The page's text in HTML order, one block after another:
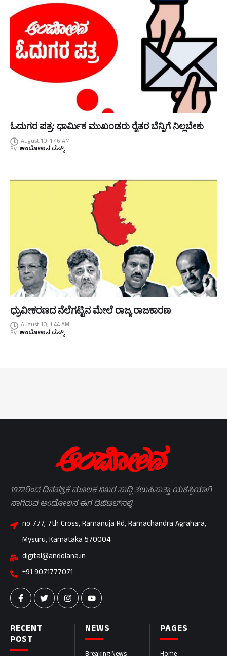
ಓದುಗರ ಪತ್ರ: ಧಾರ್ಮಿಕ ಮುಖಂಡರು ರೈತರ ಬೆನ್ನಿಗೆ ನಿಲ್ಲಬೇಕು
August 10, 1:46 AM
By ಆಂದೋಲನ ಡೆಸ್ಕ್
ಧ್ರುವೀಕರಣದ ನೆಲೆಗಟ್ಟಿನ ಮೇಲೆ ರಾಜ್ಯ ರಾಜಕಾರಣ
August 10, 1:44 AM
By ಆಂದೋಲನ ಡೆಸ್ಕ್
PAGES
NEWS
RECENT
POST
1972ರಿಂದ ದಿನಪತ್ರಿಕೆ ಮೂಲಕ ನಿಖರ ಸುದ್ದಿ ತಲುಪಿಸುತ್ತಾ ಯಶಸ್ವಿಯಾಗಿ
ಸಾಗಿರುವ ಆಂದೋಲನ ಈಗ ಡಿಜಿಟಲ್‌ನಲ್ಲಿ
no 777, 7th Cross, Ramanuja Rd, Ramachandra Agrahara,
Mysuru, Karnataka 570004
digital@andolana.in
+91 9071777071